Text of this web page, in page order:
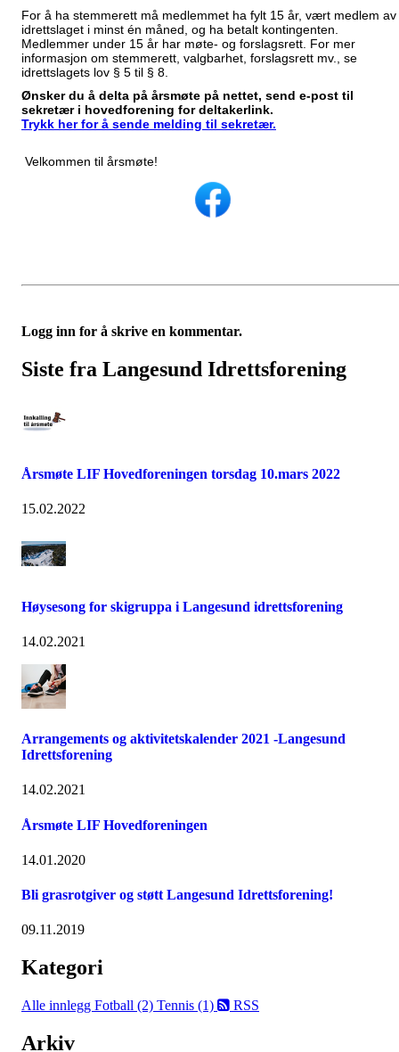
For å ha stemmerett må medlemmet ha fylt 15 år, vært medlem av
idrettslaget i minst én måned, og ha betalt kontingenten.
Medlemmer under 15 år har møte- og forslagsrett. For mer
informasjon om stemmerett, valgbarhet, forslagsrett mv., se
idrettslagets lov § 5 til § 8.
Ønsker du å delta på årsmøte på nettet, send e-post til
sekretær i hovedforening for deltakerlink.
Trykk her for å sende melding til sekretær.
Velkommen til årsmøte!
Logg inn for å skrive en kommentar.
Siste fra Langesund Idrettsforening
Årsmøte LIF Hovedforeningen torsdag 10.mars 2022
15.02.2022
Høysesong for skigruppa i Langesund idrettsforening
14.02.2021
Arrangements og aktivitetskalender 2021 -Langesund
Idrettsforening
14.02.2021
Årsmøte LIF Hovedforeningen
14.01.2020
Bli grasrotgiver og støtt Langesund Idrettsforening!
09.11.2019
Kategori
Alle innlegg Fotball (2) Tennis (1) RSS
Arkiv